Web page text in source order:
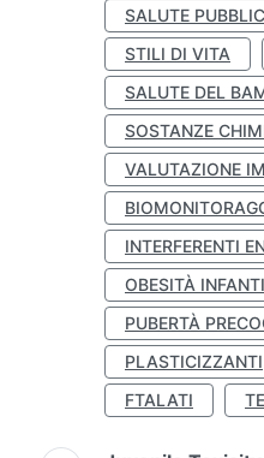
SALUTE
STILI DI VITA
SALUTE DEL
SOSTANZE
VALUTAZIONE
INTERFERENTI
OBESITÀ
PUBERTÀ
PLASTICIZZANTI
FTALATI